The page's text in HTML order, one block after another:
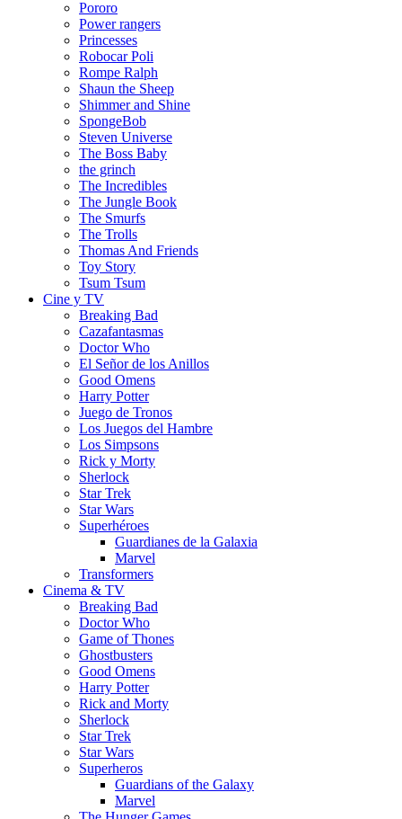
Pororo
Power rangers
Princesses
Robocar Poli
Rompe Ralph
Shaun the Sheep
Shimmer and Shine
SpongeBob
Steven Universe
The Boss Baby
the grinch
The Incredibles
The Jungle Book
The Smurfs
The Trolls
Thomas And Friends
Toy Story
Tsum Tsum
Cine y TV
Breaking Bad
Cazafantasmas
Doctor Who
El Señor de los Anillos
Good Omens
Harry Potter
Juego de Tronos
Los Juegos del Hambre
Los Simpsons
Rick y Morty
Sherlock
Star Trek
Star Wars
Superhéroes
Guardianes de la Galaxia
Marvel
Transformers
Cinema & TV
Breaking Bad
Doctor Who
Game of Thones
Ghostbusters
Good Omens
Harry Potter
Rick and Morty
Sherlock
Star Trek
Star Wars
Superheros
Guardians of the Galaxy
Marvel